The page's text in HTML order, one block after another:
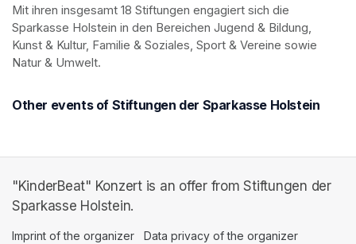
Mit ihren insgesamt 18 Stiftungen engagiert sich die
Sparkasse Holstein in den Bereichen Jugend & Bildung,
Kunst & Kultur, Familie & Soziales, Sport & Vereine sowie
Natur & Umwelt.
Other events of Stiftungen der Sparkasse Holstein
"KinderBeat" Konzert is an offer from Stiftungen der
Sparkasse Holstein.
Imprint of the organizer (opens in a new tab)
Data privacy of the organizer